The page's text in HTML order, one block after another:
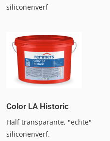
siliconenverf
Color LA Historic
Half transparante, "echte"
siliconenverf.